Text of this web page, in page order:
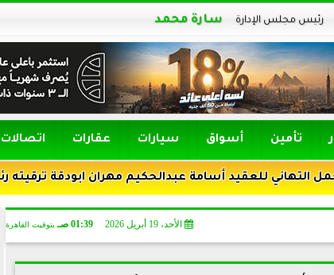
رئيس مجلس الإدارة سارة محمد
تأمين أسواق سيارات عقارات اتصالات
أسامة عبدالحكيم مهران ابودقة ترقيته رئيس الأمن العام
الأحد، 19 أبريل 2026 01:39 صـ بتوقيت القاهرة